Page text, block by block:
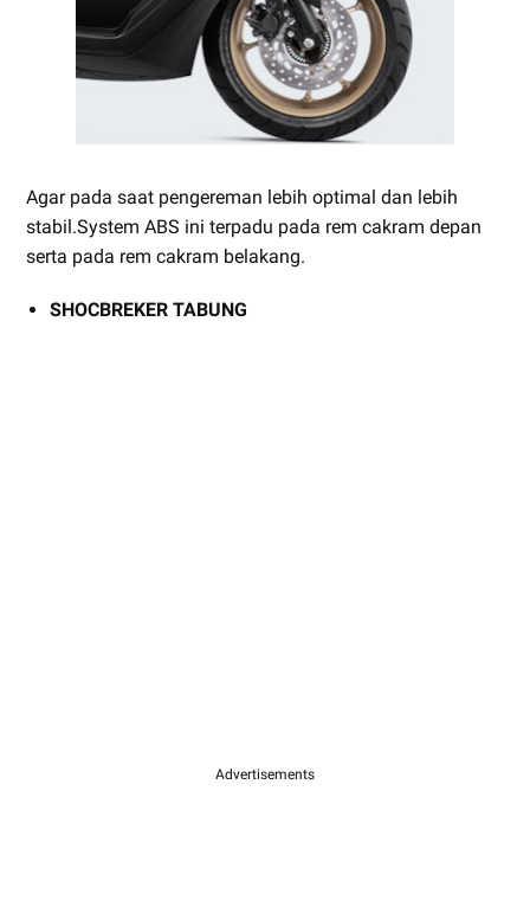
Agar pada saat pengereman lebih optimal dan lebih
stabil.System ABS ini terpadu pada rem cakram depan
serta pada rem cakram belakang.
SHOCBREKER TABUNG
Advertisements